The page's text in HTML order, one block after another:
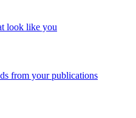
look like you
from your publications